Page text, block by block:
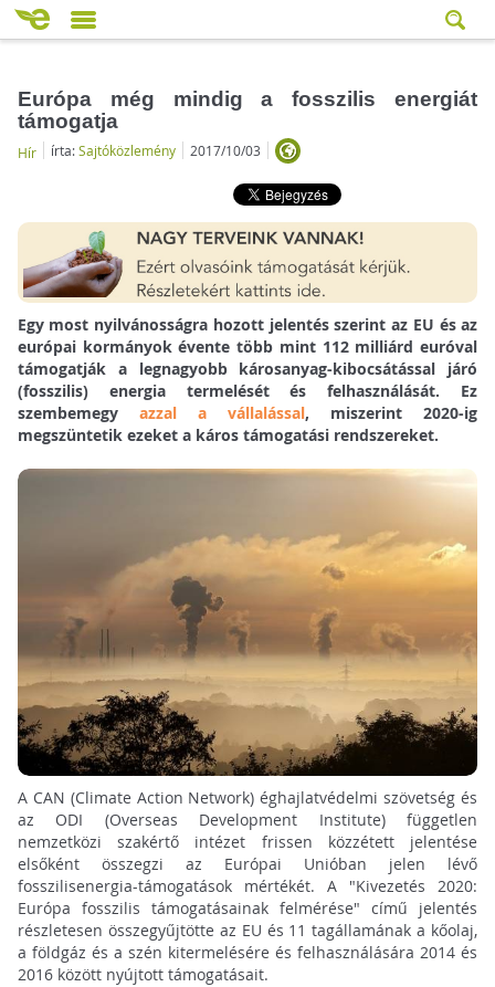
Európa még mindig a fosszilis energiát
támogatja
Hír írta:Sajtóközlemény 2017/10/03
Egy most nyilvánosságra hozott jelentés szerint az EU és az
európai kormányok évente több mint 112 milliárd euróval
támogatják a legnagyobb károsanyag-kibocsátással járó
(fosszilis) energia termelését és felhasználását. Ez
szembemegy azzal a vállalással, miszerint 2020-ig
megszüntetik ezeket a káros támogatási rendszereket.
A CAN (Climate Action Network) éghajlatvédelmi szövetség és
az ODI (Overseas Development Institute) független
nemzetközi szakértő intézet frissen közzétett jelentése
elsőként összegzi az Európai Unióban jelen lévő
fosszilisenergia-támogatások mértékét. A "Kivezetés 2020:
Európa fosszilis támogatásainak felmérése" című jelentés
részletesen összegyűjtötte az EU és 11 tagállamának a kőolaj,
a földgáz és a szén kitermelésére és felhasználására 2014 és
2016 között nyújtott támogatásait.